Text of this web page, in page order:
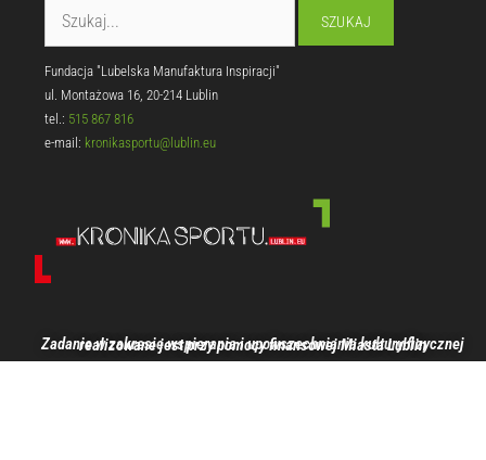
Fundacja "Lubelska Manufaktura Inspiracji"
ul. Montażowa 16, 20-214 Lublin
tel.: 515 867 816
e-mail: kronikasportu@lublin.eu
Zadanie w zakresie wspierania i upowszechniania kultury fizycznej realizowane jest przy pomocy finansowej Miasta Lublin